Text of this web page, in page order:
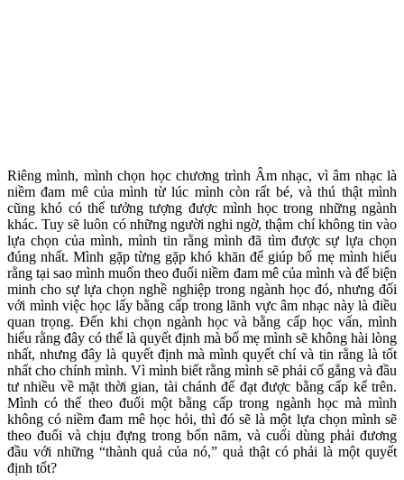
Riêng mình, mình chọn học chương trình Âm nhạc, vì âm nhạc là
niềm đam mê của mình từ lúc mình còn rất bé, và thú thật mình
cũng khó có thể tưởng tượng được mình học trong những ngành
khác. Tuy sẽ luôn có những người nghi ngờ, thậm chí không tin vào
lựa chọn của mình, mình tin rằng mình đã tìm được sự lựa chọn
đúng nhất. Mình gặp từng gặp khó khăn để giúp bố mẹ mình hiểu
rằng tại sao mình muốn theo đuổi niềm đam mê của mình và để biện
minh cho sự lựa chọn nghề nghiệp trong ngành học đó, nhưng đối
với mình việc học lấy bằng cấp trong lãnh vực âm nhạc này là điều
quan trọng. Đến khi chọn ngành học và bằng cấp học vấn, mình
hiểu rằng đây có thể là quyết định mà bố mẹ mình sẽ không hài lòng
nhất, nhưng đây là quyết định mà mình quyết chí và tin rằng là tốt
nhất cho chính mình. Vì mình biết rằng mình sẽ phải cố gắng và đầu
tư nhiều về mặt thời gian, tài chánh để đạt được bằng cấp kể trên.
Mình có thể theo đuổi một bằng cấp trong ngành học mà mình
không có niềm đam mê học hỏi, thì đó sẽ là một lựa chọn mình sẽ
theo đuổi và chịu đựng trong bốn năm, và cuối dùng phải đương
đầu với những “thành quả của nó,” quả thật có phải là một quyết
định tốt?